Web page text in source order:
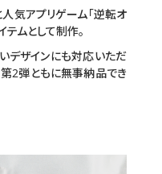
人気アプリゲーム「逆転オ
テムとして制作。
デザインにも対応いただ
2弾ともに無事納品でき